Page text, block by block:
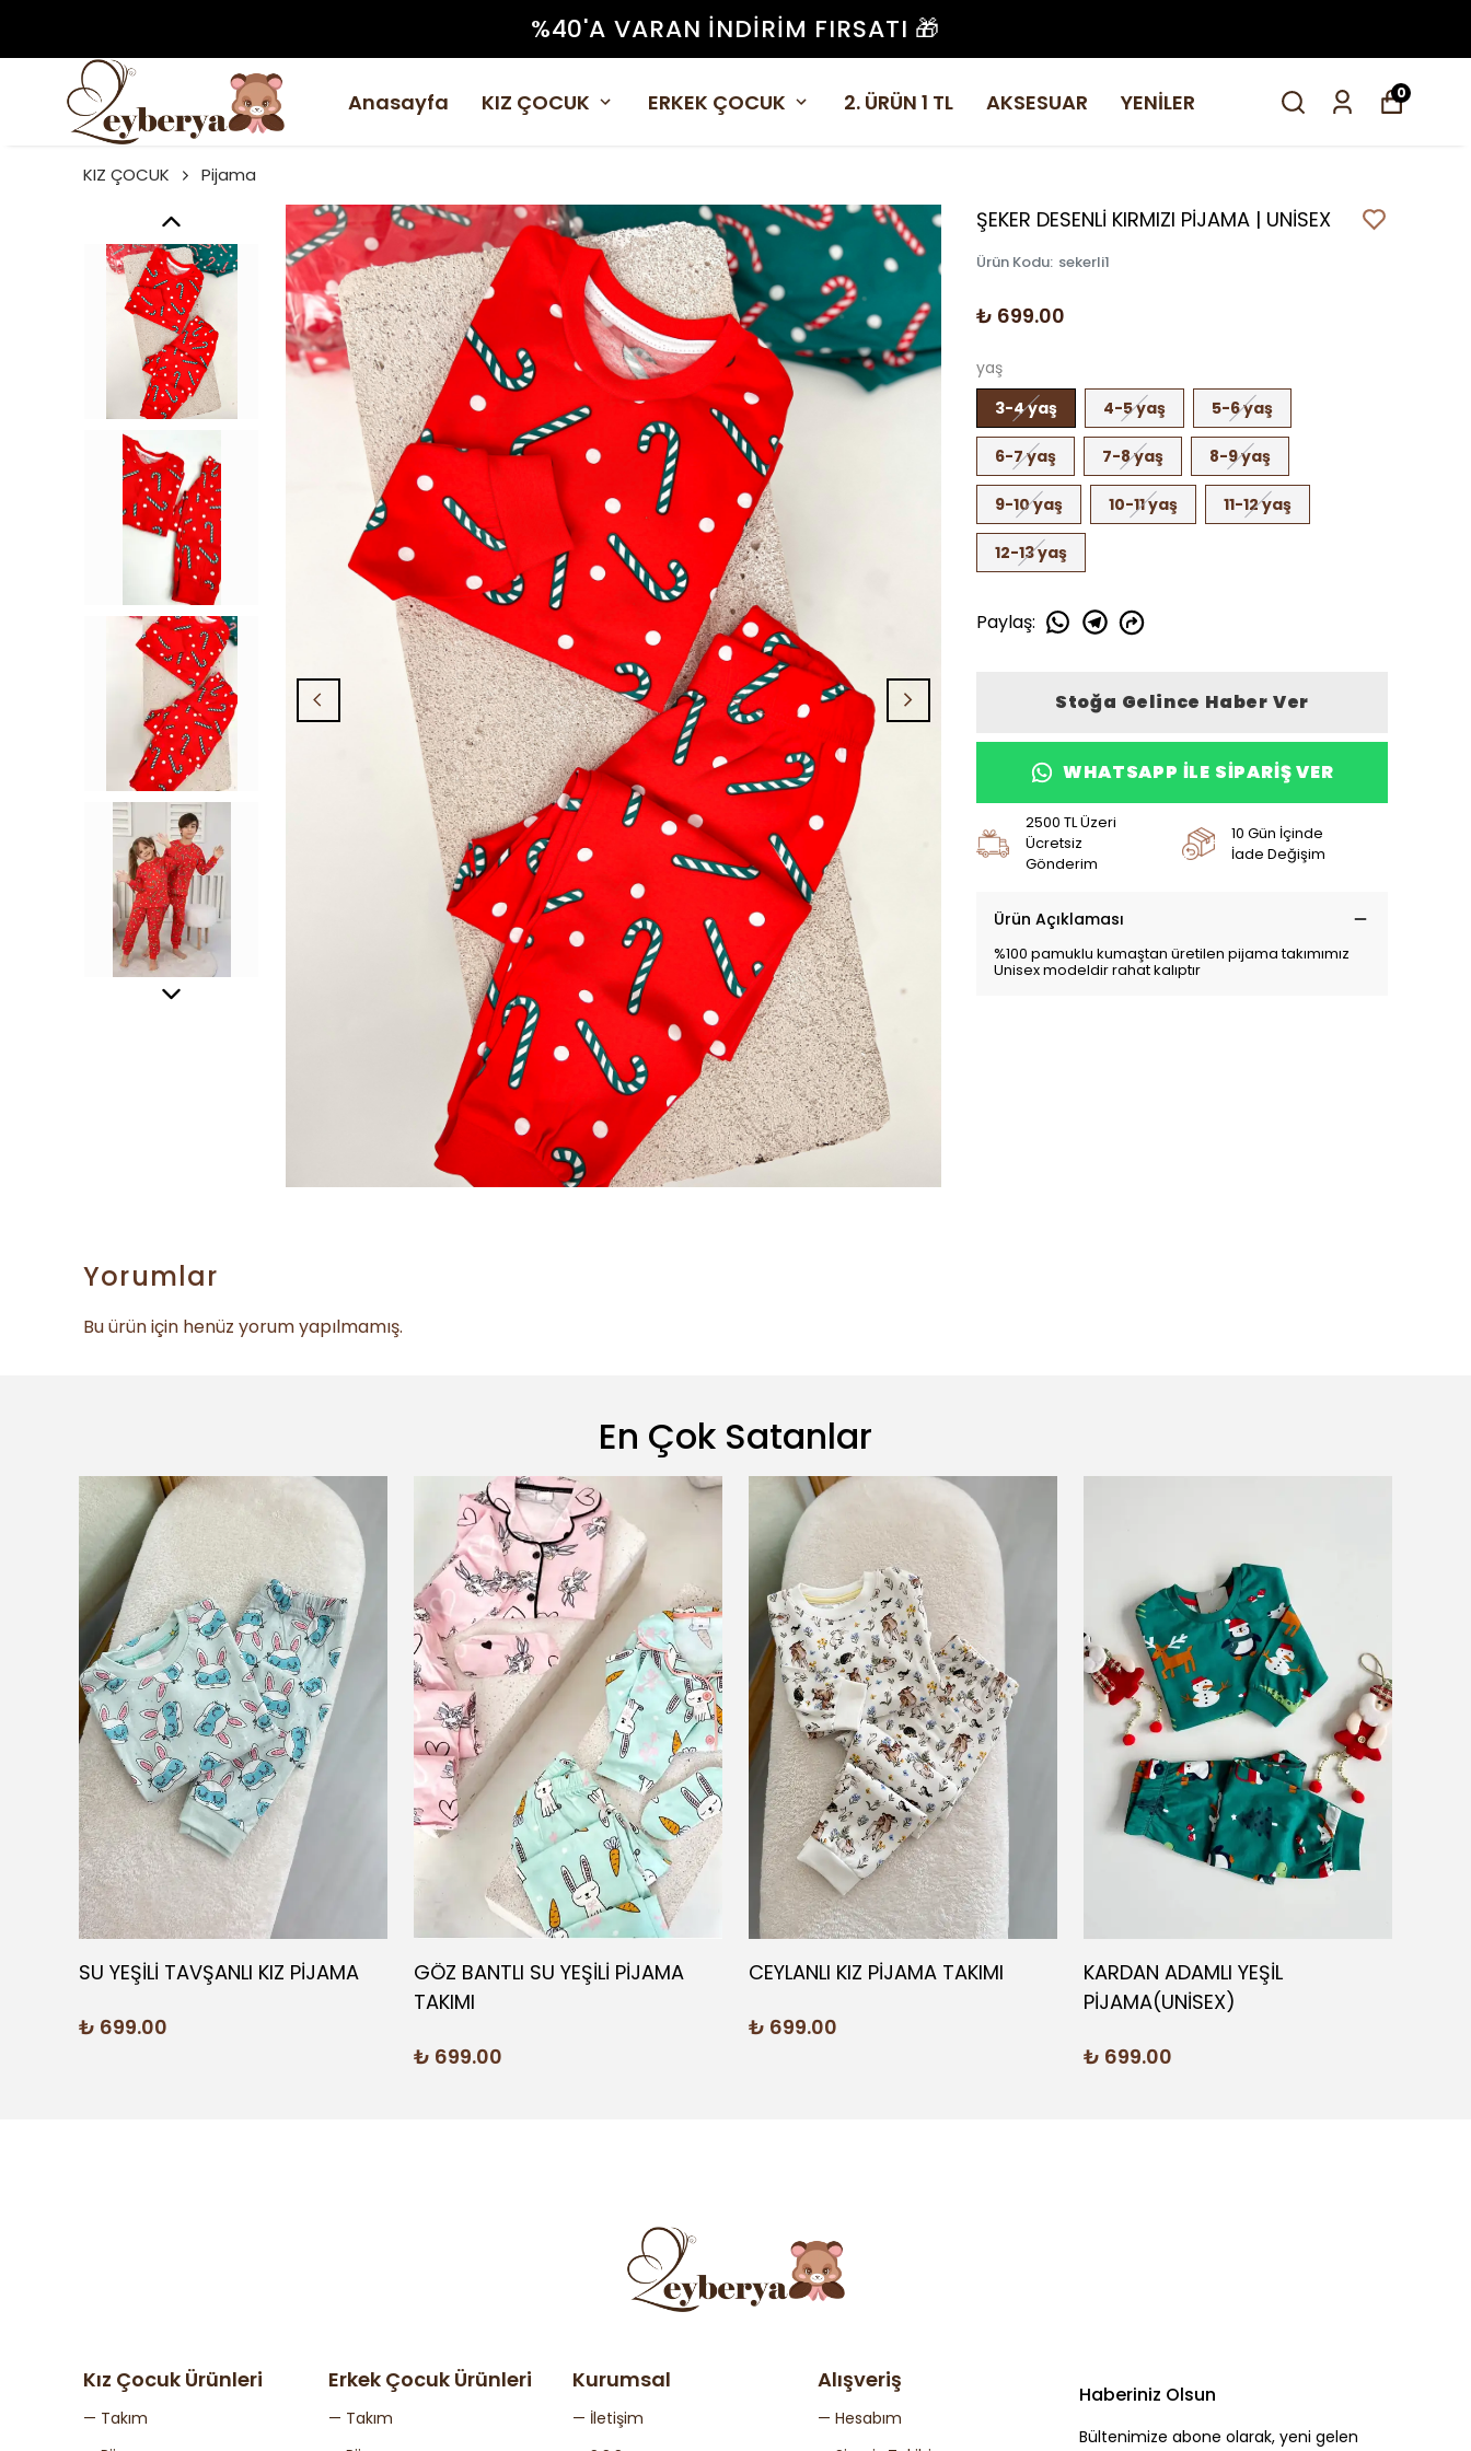
%40'A VARAN İNDIRIM FIRSATI 🎁
Anasayfa KIZ ÇOCUK ERKEK ÇOCUK 2. ÜRÜN 1 TL AKSESUAR YENİLER 0
KIZ ÇOCUK Pijama
ŞEKER DESENLİ KIRMIZI PİJAMA | UNİSEX
Ürün Kodu: sekerli1
₺ 699.00
yaş
3-4 yaş
4-5 yaş 5-6 yaş
6-7 yaş 7-8 yaş 8-9 yaş
9-10 yaş 10-11 yaş 11-12 yaş
12-13 yaş
Paylaş:
Stoğa Gelince Haber Ver
WHATSAPP ILE SIPARIŞ VER
2500 TL Üzeri
Ücretsiz
Gönderim
10 Gün İçinde
İade Değişim
Ürün Açıklaması
%100 pamuklu kumaştan üretilen pijama takımımız
Unisex modeldir rahat kalıptır
Yorumlar
Bu ürün için henüz yorum yapılmamış.
En Çok Satanlar
SU YEŞİLİ TAVŞANLI KIZ PİJAMA
₺ 699.00
GÖZ BANTLI SU YEŞİLİ PİJAMA
TAKIMI
₺ 699.00
CEYLANLI KIZ PİJAMA TAKIMI
₺ 699.00
KARDAN ADAMLI YEŞİL
PİJAMA(UNİSEX)
₺ 699.00
Kız Çocuk Ürünleri
— Takım
Erkek Çocuk Ürünleri
— Takım
Kurumsal
— İletişim
Alışveriş
— Hesabım
Haberiniz Olsun
Bültenimize abone olarak, yeni gelen